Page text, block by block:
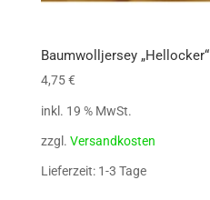
Baumwolljersey „Hellocker“
4,75€
inkl. 19 % MwSt.
zzgl. Versandkosten
Lieferzeit: 1-3 Tage